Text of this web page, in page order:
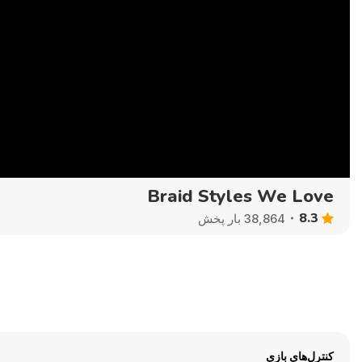
Braid Styles We Love
8.3 38,864 بار پخش
کنترل‌های بازی